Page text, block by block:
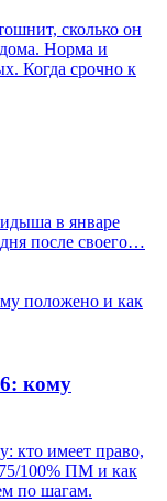
сколько он
дома. Норма и
Когда срочно к
в январе
после своего…
кому
кто имеет право,
100% ПМ и как
по шагам.